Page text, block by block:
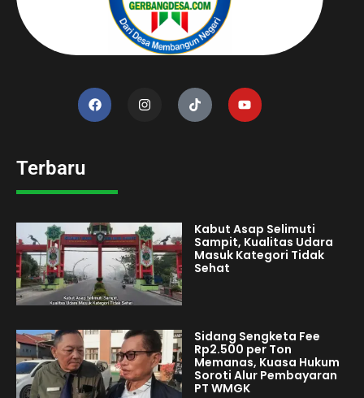
Terbaru
Kabut Asap Selimuti
Sampit, Kualitas Udara
Masuk Kategori Tidak
Sehat
Sidang Sengketa Fee
Rp2.500 per Ton
Memanas, Kuasa Hukum
Soroti Alur Pembayaran
PT WMGK